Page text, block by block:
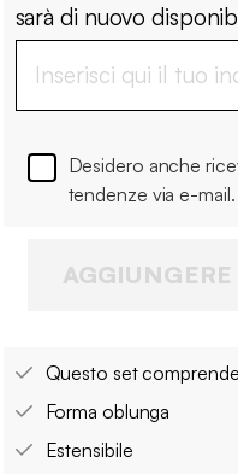
sarà di nuovo
Desidero anche
tendenze via e-mail.
Questo set
Forma oblunga
Estensibile